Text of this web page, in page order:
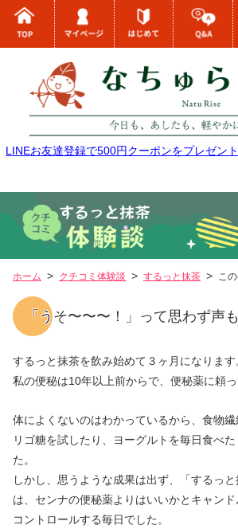
LINEお友達登録で500円クーポンをプレゼント
ホーム クチコミ体験談 するっと抹茶 こ
「うそ〜〜〜！」って思わず声
するっと抹茶を飲み始めて３ヶ月になります
私の便秘は10年以上前からで、便秘薬に頼っ
体によくないのはわかっているから、食物
リゴ糖を試したり、ヨーグルトを毎日食べ
た。
しかし、思うような成果は出ず、「するっ
は、センナの便秘薬よりはいいかとキャン
コントロールする毎日でした。